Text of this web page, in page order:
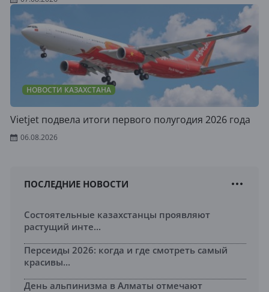
НОВОСТИ КАЗАХСТАНА
Vietjet подвела итоги первого полугодия 2026 года
06.08.2026
ПОСЛЕДНИЕ НОВОСТИ
Состоятельные казахстанцы проявляют
растущий инте...
Персеиды 2026: когда и где смотреть самый
красивы...
День альпинизма в Алматы отмечают